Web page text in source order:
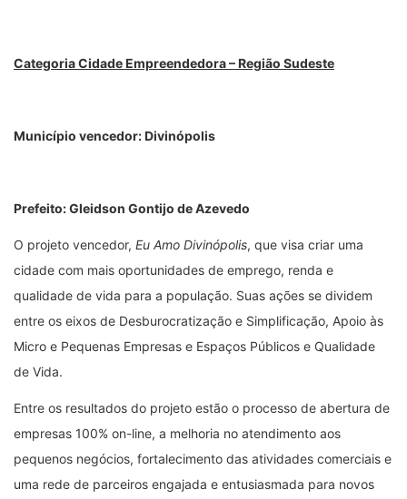
Categoria Cidade Empreendedora – Região Sudeste
Município vencedor: Divinópolis
Prefeito:Gleidson Gontijo de Azevedo
O projeto vencedor, Eu Amo Divinópolis, que visa criar uma
cidade com mais oportunidades de emprego, renda e
qualidade de vida para a população. Suas ações se dividem
entre os eixos de Desburocratização e Simplificação, Apoio às
Micro e Pequenas Empresas e Espaços Públicos e Qualidade
de Vida.
Entre os resultados do projeto estão o processo de abertura de
empresas 100% on-line, a melhoria no atendimento aos
pequenos negócios, fortalecimento das atividades comerciais e
uma rede de parceiros engajada e entusiasmada para novos